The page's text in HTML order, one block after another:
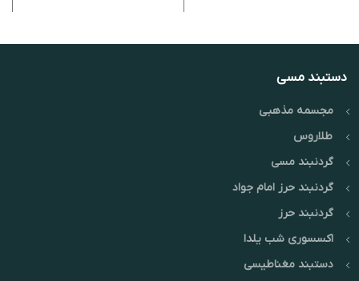
دستبند مسی
مجسمه مذهبی
طلاروس
گردنبند مسی
گردنبند حرز امام جواد
گردنبند حرز
اکسسوری شب یلدا
دستبند مغناطیسی